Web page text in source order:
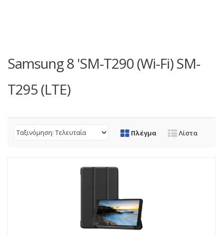
Samsung 8 'SM-T290 (Wi-Fi) SM-
T295 (LTE)
Πλέγμα Λίστα